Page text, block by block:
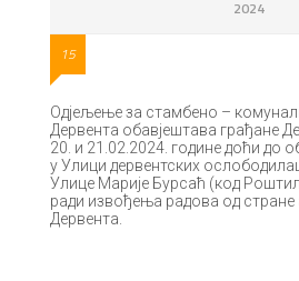
2024
15
Одјељење за стамбено –
Дервента обавјештава грађане
20. и 21.02.2024. године доћи до
у Улици дервентских
Улице Марије Бурсаћ (код
ради извођења радова од стране
Дервента.